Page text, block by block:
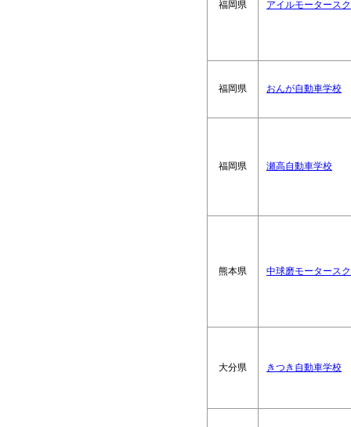
福岡県 アイルモータース
福岡県 おんが自動車学校
福岡県 瀬高自動車学校
熊本県 中球磨モータース
大分県 きつき自動車学校